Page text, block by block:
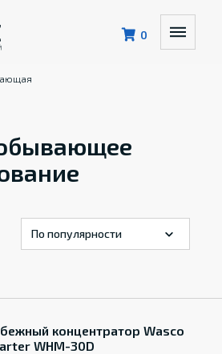
0
концентратор Wasco
WHM-30D